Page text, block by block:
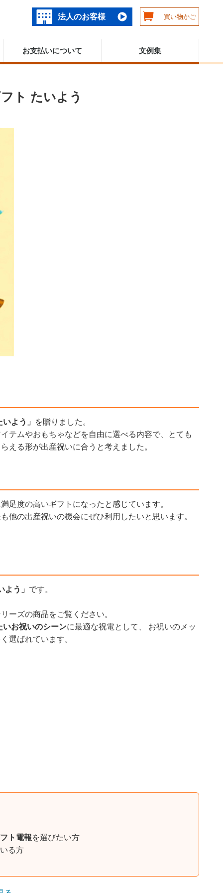
法人のお客様 買い物かご
お支払いについて 文例集
ト たいよう
よう」
を贈りました。
テムやおもちゃなどを自由に選べる内容で、とても
える形が出産祝いに合うと考えました。
足度の高いギフトになったと感じています。
他の出産祝いの機会にぜひ利用したいと思います。
よう」 です。
ーズの商品をご覧ください。
いお祝いのシーンに最適な祝電として、 お祝いのメッ
選ばれています。
ト電報を選びたい方
る方